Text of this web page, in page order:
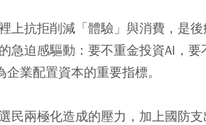
上抗拒削減「體驗」與消費，是
急迫感驅動：要不重金投資AI，
企業配置資本的重要指標。
民兩極化造成的壓力，加上國防